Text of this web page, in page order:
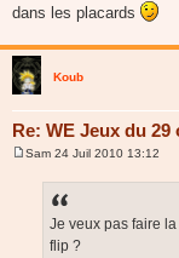
dans les placards
Koub
Re: WE Jeux du
Sam 24 Juil 2010 13:12
Je veux pas faire
flip ?